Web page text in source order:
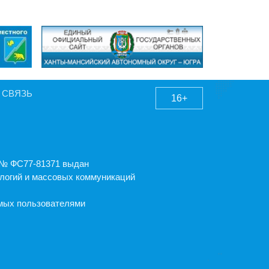
№ ФС77-81371 выдан
и массовых коммуникаций
пользователями
16+